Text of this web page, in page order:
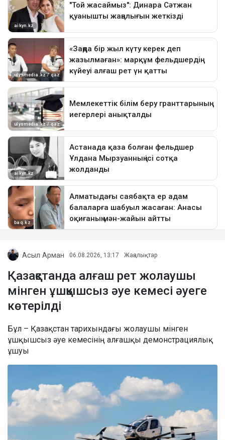
Асыл Арман 06.08.2026, 13:17 Жаңалықтар
Қазақстанда алғаш рет жолаушы
мінген ұшқышсыз әуе кемесі әуеге
көтерілді
Бұл – Қазақстан тарихындағы жолаушы мінген
ұшқышсыз әуе кемесінің алғашқы демонстрациялық
ұшуы